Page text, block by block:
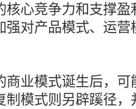
核心竞争力和支撑
强对产品模式、运
商业模式诞生后，
制模式则另辟蹊径